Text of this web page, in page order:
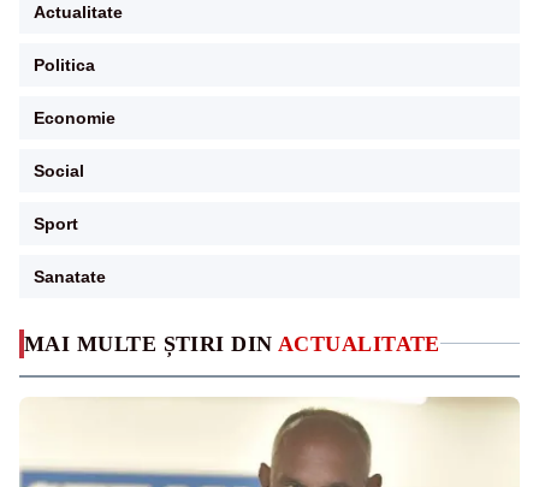
MAI MULTE ȘTIRI DIN ACTUALITATE
Actualitate
Politica
Economie
Social
Sport
Sanatate